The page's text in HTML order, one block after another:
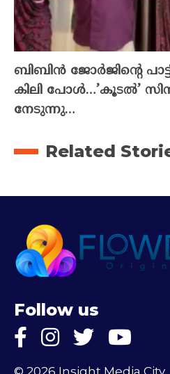
ബിബിൻ ജോർജിന്റെ
കിലി പോൾ…’കൂടൽ’
നേടുന്നു…
Related
Follow us